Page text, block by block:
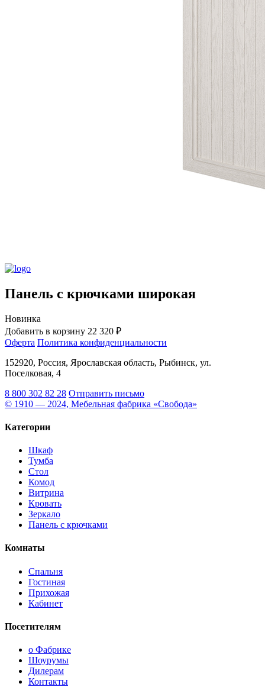
Панель с крючками широкая
Новинка
Добавить в корзину 22 320 ₽
Оферта Политика конфиденциальности
152920, Россия, Ярославская область, Рыбинск, ул.
Поселковая, 4
8 800 302 82 28 Отправить письмо
© 1910 — 2024, Мебельная фабрика «Свобода»
Категории
Шкаф
Тумба
Стол
Комод
Витрина
Кровать
Зеркало
Панель с крючками
Комнаты
Спальня
Гостиная
Прихожая
Кабинет
Посетителям
о Фабрике
Шоурумы
Дилерам
Контакты